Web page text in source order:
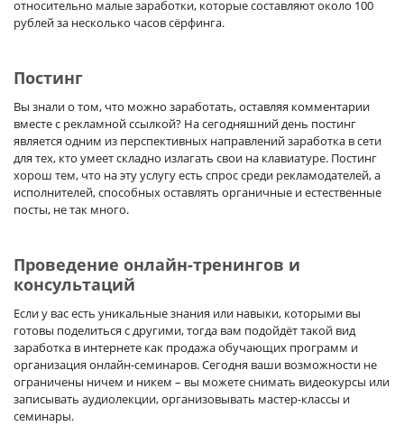
относительно малые заработки, которые составляют около 100
рублей за несколько часов сёрфинга.
Постинг
Вы знали о том, что можно заработать, оставляя комментарии
вместе с рекламной ссылкой? На сегодняшний день постинг
является одним из перспективных направлений заработка в сети
для тех, кто умеет складно излагать свои на клавиатуре. Постинг
хорош тем, что на эту услугу есть спрос среди рекламодателей, а
исполнителей, способных оставлять органичные и естественные
посты, не так много.
Проведение онлайн-тренингов и
консультаций
Если у вас есть уникальные знания или навыки, которыми вы
готовы поделиться с другими, тогда вам подойдёт такой вид
заработка в интернете как продажа обучающих программ и
организация онлайн-семинаров. Сегодня ваши возможности не
ограничены ничем и никем – вы можете снимать видеокурсы или
записывать аудиолекции, организовывать мастер-классы и
семинары.